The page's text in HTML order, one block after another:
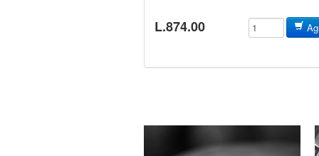
L.874.00